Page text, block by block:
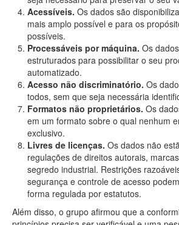
Acessíveis. Os dados são
mais amplo possível e para os
possíveis.
Processáveis por máquina. Os
estruturados para possibilitar o seu
automatizado.
Acesso não discriminatório. Os
todos, sem que seja necessária
Formatos não proprietários. Os
em um formato sobre o qual nenhum
exclusivo.
Livres de licenças. Os dados não
regulações de direitos autorais,
segredo industrial. Restrições
segurança e controle de acesso
forma regulada por estatutos.
Além disso, o grupo afirmou que a